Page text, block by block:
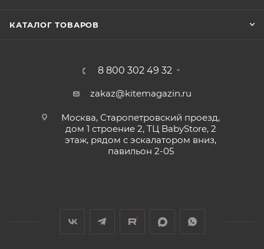
КАТАЛОГ ТОВАРОВ
8 800 302 49 32
zakaz@kitemagazin.ru
Москва, Старопетровский проезд,
дом 1 строение 2, ТЦ BabyStore, 2
этаж, рядом с эскалатором вниз,
павильон 2-05